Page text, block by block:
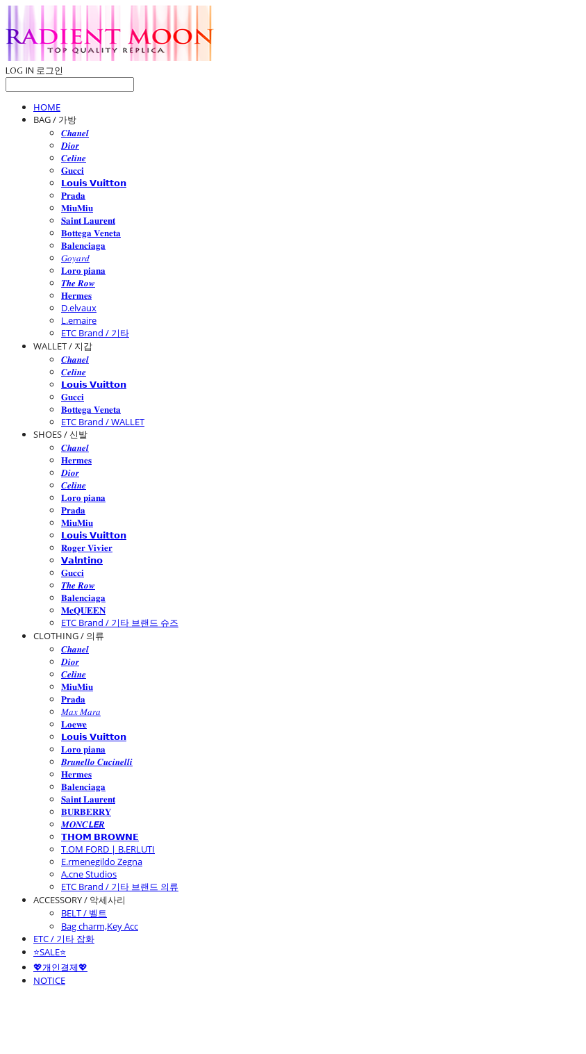
LOG IN 로그인
HOME
BAG / 가방
𝑪𝒉𝒂𝒏𝒆𝒍
𝑫𝒊𝒐𝒓
𝑪𝒆𝒍𝒊𝒏𝒆
𝐆𝐮𝐜𝐜𝐢
𝗟𝗼𝘂𝗶𝘀 𝗩𝘂𝗶𝘁𝘁𝗼𝗻
𝐏𝐫𝐚𝐝𝐚
𝐌𝐢𝐮𝐌𝐢𝐮
𝐒𝐚𝐢𝐧𝐭 𝐋𝐚𝐮𝐫𝐞𝐧𝐭
𝐁𝐨𝐭𝐭𝐞𝐠𝐚 𝐕𝐞𝐧𝐞𝐭𝐚
𝐁𝐚𝐥𝐞𝐧𝐜𝐢𝐚𝐠𝐚
𝐺𝑜𝑦𝑎𝑟𝑑
𝐋𝐨𝐫𝐨 𝐩𝐢𝐚𝐧𝐚
𝑻𝒉𝒆 𝑹𝒐𝒘
𝐇𝐞𝐫𝐦𝐞𝐬
D.elvaux
L.emaire
ETC Brand / 기타
WALLET / 지갑
𝑪𝒉𝒂𝒏𝒆𝒍
𝑪𝒆𝒍𝒊𝒏𝒆
𝗟𝗼𝘂𝗶𝘀 𝗩𝘂𝗶𝘁𝘁𝗼𝗻
𝐆𝐮𝐜𝐜𝐢
𝐁𝐨𝐭𝐭𝐞𝐠𝐚 𝐕𝐞𝐧𝐞𝐭𝐚
ETC Brand / WALLET
SHOES / 신발
𝑪𝒉𝒂𝒏𝒆𝒍
𝐇𝐞𝐫𝐦𝐞𝐬
𝑫𝒊𝒐𝒓
𝑪𝒆𝒍𝒊𝒏𝒆
𝐋𝐨𝐫𝐨 𝐩𝐢𝐚𝐧𝐚
𝐏𝐫𝐚𝐝𝐚
𝐌𝐢𝐮𝐌𝐢𝐮
𝗟𝗼𝘂𝗶𝘀 𝗩𝘂𝗶𝘁𝘁𝗼𝗻
𝐑𝐨𝐠𝐞𝐫 𝐕𝐢𝐯𝐢𝐞𝐫
𝗩𝗮𝗹𝗻𝘁𝗶𝗻𝗼
𝐆𝐮𝐜𝐜𝐢
𝑻𝒉𝒆 𝑹𝒐𝒘
𝐁𝐚𝐥𝐞𝐧𝐜𝐢𝐚𝐠𝐚
𝐌𝐜𝐐𝐔𝐄𝐄𝐍
ETC Brand / 기타 브랜드 슈즈
CLOTHING / 의류
𝑪𝒉𝒂𝒏𝒆𝒍
𝑫𝒊𝒐𝒓
𝑪𝒆𝒍𝒊𝒏𝒆
𝐌𝐢𝐮𝐌𝐢𝐮
𝐏𝐫𝐚𝐝𝐚
𝑀𝑎𝑥 𝑀𝑎𝑟𝑎
𝐋𝐨𝐞𝐰𝐞
𝗟𝗼𝘂𝗶𝘀 𝗩𝘂𝗶𝘁𝘁𝗼𝗻
𝐋𝐨𝐫𝐨 𝐩𝐢𝐚𝐧𝐚
𝑩𝒓𝒖𝒏𝒆𝒍𝒍𝒐 𝑪𝒖𝒄𝒊𝒏𝒆𝒍𝒍𝒊
𝐇𝐞𝐫𝐦𝐞𝐬
𝐁𝐚𝐥𝐞𝐧𝐜𝐢𝐚𝐠𝐚
𝐒𝐚𝐢𝐧𝐭 𝐋𝐚𝐮𝐫𝐞𝐧𝐭
𝐁𝐔𝐑𝐁𝐄𝐑𝐑𝐘
𝑴𝑶𝑵𝑪𝙇𝙀𝑹
𝗧𝗛𝗢𝗠 𝗕𝗥𝗢𝗪𝗡𝗘
T.OM FORD | B.ERLUTI
E.rmenegildo Zegna
A.cne Studios
ETC Brand / 기타 브랜드 의류
ACCESSORY / 악세사리
BELT / 벨트
Bag charm,Key Acc
ETC / 기타 잡화
⭐SALE⭐
💖개인결제💖
NOTICE